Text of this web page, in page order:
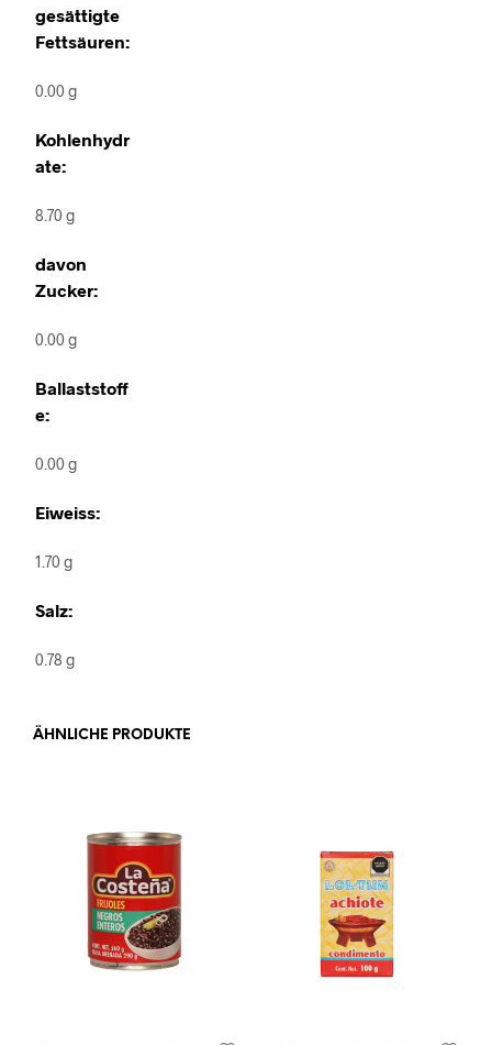
gesättigte
Fettsäuren:
0.00 g
Kohlenhydr
ate:
8.70 g
davon
Zucker:
0.00 g
Ballaststoff
e:
0.00 g
Eiweiss:
1.70 g
Salz:
0.78 g
ÄHNLICHE PRODUKTE